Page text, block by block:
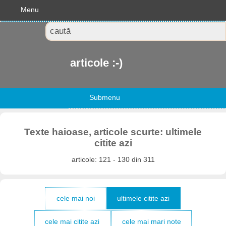
Menu
articole :-)
Submenu
Texte haioase, articole scurte: ultimele
citite azi
articole: 121 - 130 din 311
cele mai noi ultimele citite azi
cele mai citite azi cele mai mari note